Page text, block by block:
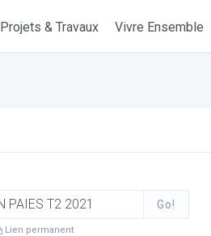
Projets & Travaux Vivre Ensemble
Go!
Lien permanent